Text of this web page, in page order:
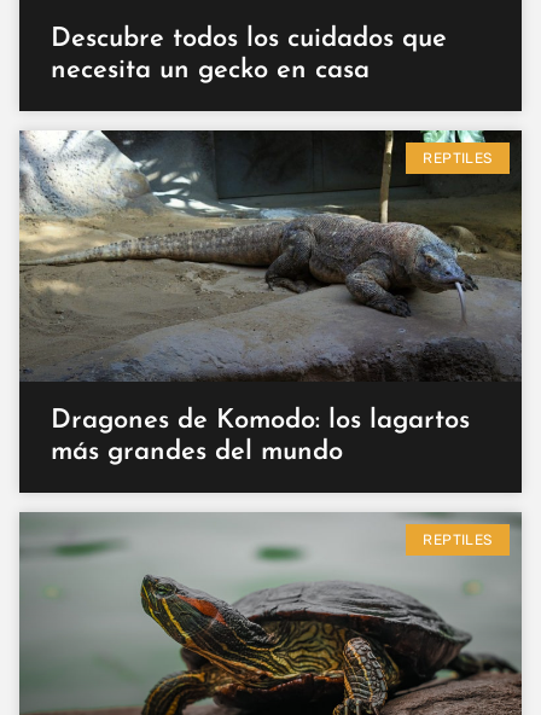
Descubre todos los cuidados que
necesita un gecko en casa
REPTILES
Dragones de Komodo: los lagartos
más grandes del mundo
REPTILES